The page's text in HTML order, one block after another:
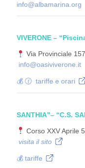
info@albamarina.org
VIVERONE –
Via Provinciale
info@oasiviverone.it
💰 🕜 tariffe e orari
SANTHIA”– “C.S.
Corso XXV
visita il sito
💰 tariffe